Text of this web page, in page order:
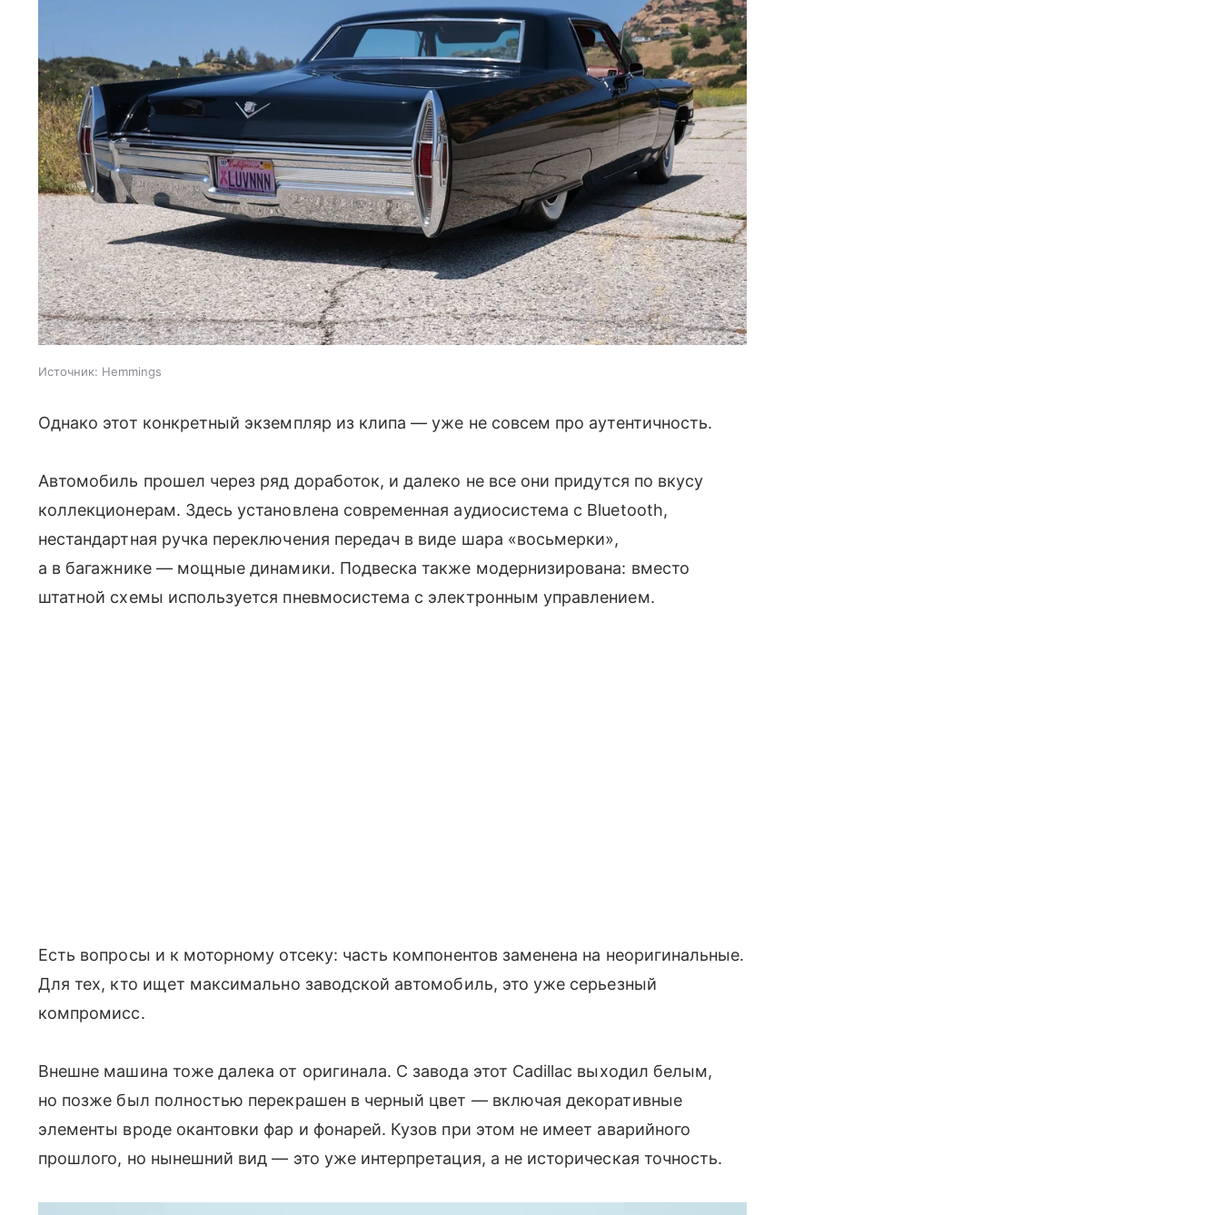
Источник: Hemmings
Однако этот конкретный экземпляр из клипа — уже не совсем про аутентичность.
Автомобиль прошел через ряд доработок, и далеко не все они придутся по вкусу
коллекционерам. Здесь установлена современная аудиосистема с Bluetooth,
нестандартная ручка переключения передач в виде шара «восьмерки»,
а в багажнике — мощные динамики. Подвеска также модернизирована: вместо
штатной схемы используется пневмосистема с электронным управлением.
Есть вопросы и к моторному отсеку: часть компонентов заменена на неоригинальные.
Для тех, кто ищет максимально заводской автомобиль, это уже серьезный
компромисс.
Внешне машина тоже далека от оригинала. С завода этот Cadillac выходил белым,
но позже был полностью перекрашен в черный цвет — включая декоративные
элементы вроде окантовки фар и фонарей. Кузов при этом не имеет аварийного
прошлого, но нынешний вид — это уже интерпретация, а не историческая точность.